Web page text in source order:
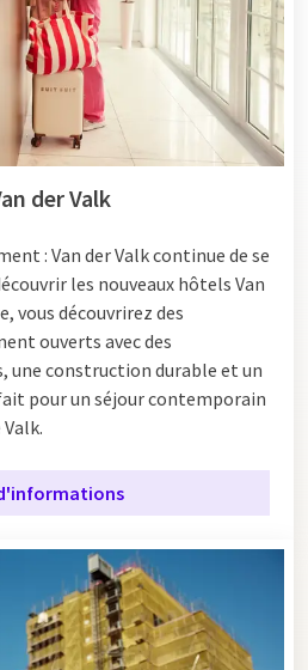
der Valk
: Van der Valk continue de se
les nouveaux hôtels Van
vous découvrirez des
ouverts avec des
une construction durable et un
pour un séjour contemporain